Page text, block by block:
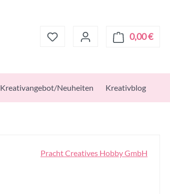
0,00 €
Kreativangebot/Neuheiten Kreativblog
Pracht Creatives Hobby GmbH